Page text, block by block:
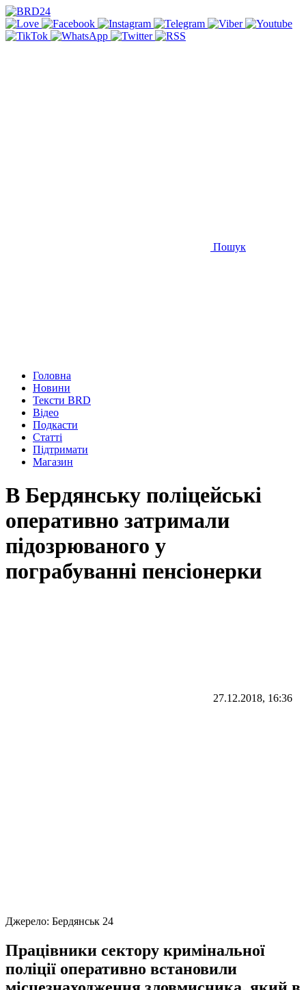
Пошук
Головна
Новини
Тексти BRD
Відео
Подкасти
Статті
Підтримати
Магазин
В Бердянську поліцейські
оперативно затримали
підозрюваного у
пограбуванні пенсіонерки
27.12.2018, 16:36
Джерело: Бердянськ 24
Працівники сектору кримінальної
поліції оперативно встановили